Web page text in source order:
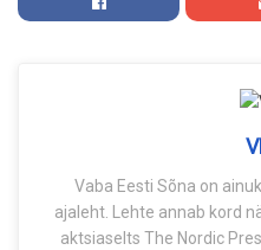
Vaba Eesti Sõna on
ajaleht. Lehte annab kord
aktsiaselts The Nordic